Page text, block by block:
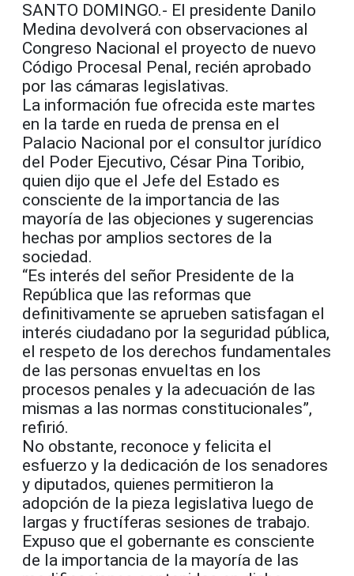
SANTO DOMINGO.- El presidente Danilo
Medina devolverá con observaciones al
Congreso Nacional el proyecto de nuevo
Código Procesal Penal, recién aprobado
por las cámaras legislativas.
La información fue ofrecida este martes
en la tarde en rueda de prensa en el
Palacio Nacional por el consultor jurídico
del Poder Ejecutivo, César Pina Toribio,
quien dijo que el Jefe del Estado es
consciente de la importancia de las
mayoría de las objeciones y sugerencias
hechas por amplios sectores de la
sociedad.
“Es interés del señor Presidente de la
República que las reformas que
definitivamente se aprueben satisfagan el
interés ciudadano por la seguridad pública,
el respeto de los derechos fundamentales
de las personas envueltas en los
procesos penales y la adecuación de las
mismas a las normas constitucionales”,
refirió.
No obstante, reconoce y felicita el
esfuerzo y la dedicación de los senadores
y diputados, quienes permitieron la
adopción de la pieza legislativa luego de
largas y fructíferas sesiones de trabajo.
Expuso que el gobernante es consciente
de la importancia de la mayoría de las